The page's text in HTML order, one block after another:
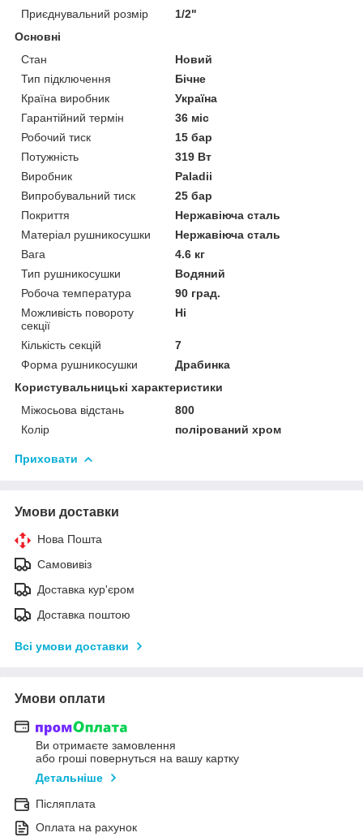
Приєднувальний розмір
1/2"
Основні
Стан
Новий
Тип підключення
Бічне
Країна виробник
Україна
Гарантійний термін
36 міс
Робочий тиск
15 бар
Потужність
319 Вт
Виробник
Paladii
Випробувальний тиск
25 бар
Покриття
Нержавіюча сталь
Матеріал рушникосушки
Нержавіюча сталь
Вага
4.6 кг
Тип рушникосушки
Водяний
Робоча температура
90 град.
Можливість повороту
секції
Ні
Кількість секцій
7
Форма рушникосушки
Драбинка
Користувальницькі характеристики
Міжосьова відстань
800
Колір
полірований хром
Приховати
Умови доставки
Нова Пошта
Самовивіз
Доставка кур'єром
Доставка поштою
Всі умови доставки
Умови оплати
Ви отримаєте замовлення
або гроші повернуться на вашу картку
Детальніше
Післяплата
Оплата на рахунок